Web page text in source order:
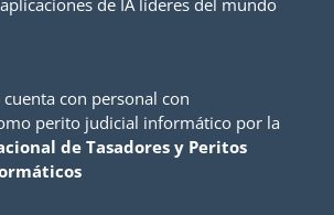
con personal con
perito judicial informático por la
de Tasadores y Peritos